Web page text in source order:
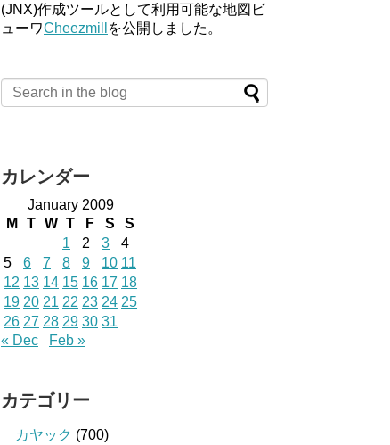
(JNX)作成ツールとして利用可能な地図ビ
ューワCheezmill を公開しました。
カレンダー
January 2009
M
T W T F S
S
1
2 3
4
5
6 7 8 9 10 11
12 13 14 15 16 17 18
19 20 21 22 23 24 25
26 27 28 29 30 31
« Dec
Feb »
カテゴリー
カヤック (700)